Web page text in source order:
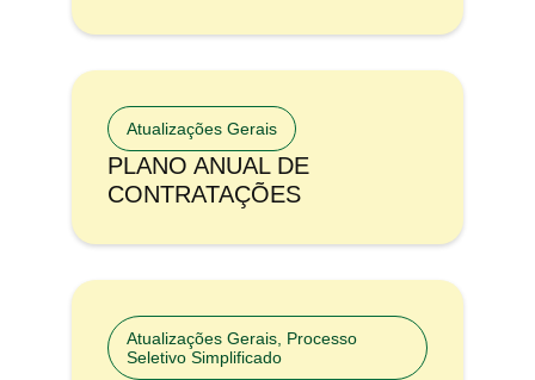
Atualizações Gerais
PLANO ANUAL DE
CONTRATAÇÕES
Atualizações Gerais, Processo
Seletivo Simplificado